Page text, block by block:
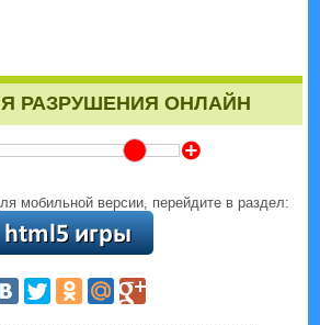
РАЗРУШЕНИЯ ОНЛАЙН
Z
мобильной версии, перейдите в раздел: